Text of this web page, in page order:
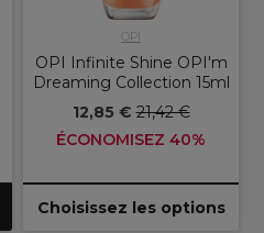
OPI
OPI Infinite Shine OPI'm
Dreaming Collection 15ml
12,85 €21,42 €
ÉCONOMISEZ 40%
Choisissez les options